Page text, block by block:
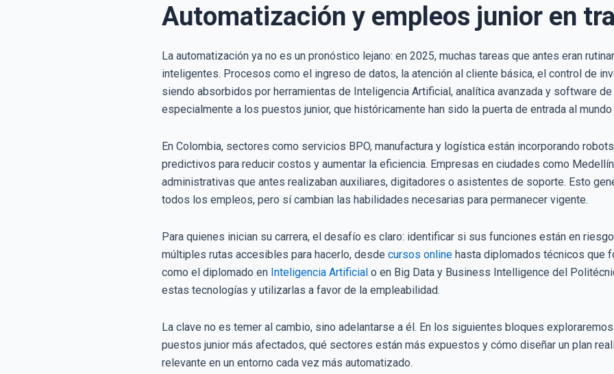
Automatización y empleos junior en
La automatización ya no es un pronóstico lejano: en 2025, muchas tareas que antes eran
inteligentes. Procesos como el ingreso de datos, la atención al cliente básica, el control de
siendo absorbidos por herramientas de Inteligencia Artificial, analítica avanzada y software
especialmente a los puestos junior, que históricamente han sido la puerta de entrada al mundo
En Colombia, sectores como servicios BPO, manufactura y logística están incorporando
predictivos para reducir costos y aumentar la eficiencia. Empresas en ciudades como
administrativas que antes realizaban auxiliares, digitadores o asistentes de soporte. Esto
todos los empleos, pero sí cambian las habilidades necesarias para permanecer vigente.
Para quienes inician su carrera, el desafío es claro: identificar si sus funciones están en
múltiples rutas accesibles para hacerlo, desde cursos online hasta diplomados técnicos que
como el diplomado en Inteligencia Artificial o en Big Data y Business Intelligence del
estas tecnologías y utilizarlas a favor de la empleabilidad.
La clave no es temer al cambio, sino adelantarse a él. En los siguientes bloques
puestos junior más afectados, qué sectores están más expuestos y cómo diseñar un plan
relevante en un entorno cada vez más automatizado.